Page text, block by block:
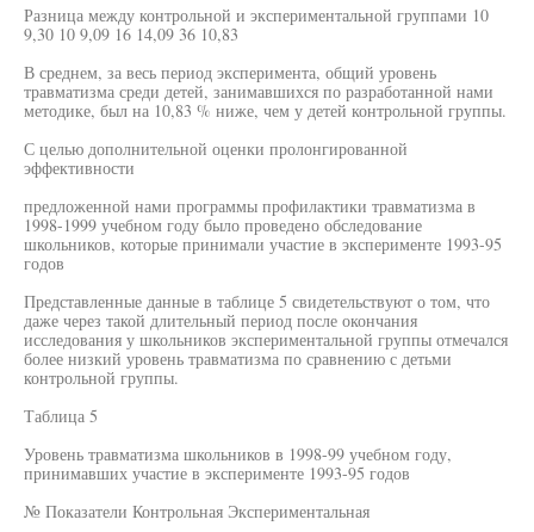
Разница между контрольной и экспериментальной группами 10
9,30 10 9,09 16 14,09 36 10,83
В среднем, за весь период эксперимента, общий уровень
травматизма среди детей, занимавшихся по разработанной нами
методике, был на 10,83 % ниже, чем у детей контрольной группы.
С целью дополнительной оценки пролонгированной
эффективности
предложенной нами программы профилактики травматизма в
1998-1999 учебном году было проведено обследование
школьников, которые принимали участие в эксперименте 1993-95
годов
Представленные данные в таблице 5 свидетельствуют о том, что
даже через такой длительный период после окончания
исследования у школьников экспериментальной группы отмечался
более низкий уровень травматизма по сравнению с детьми
контрольной группы.
Таблица 5
Уровень травматизма школьников в 1998-99 учебном году,
принимавших участие в эксперименте 1993-95 годов
№ Показатели Контрольная Экспериментальная